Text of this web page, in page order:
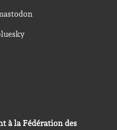
à la Fédération des